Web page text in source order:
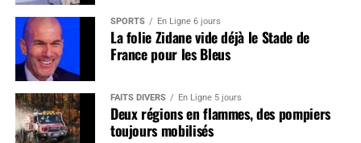
SPORTS En Ligne 6 jours
La folie Zidane vide déjà le Stade de
France pour les Bleus
FAITS DIVERS En Ligne 5 jours
Deux régions en flammes, des pompiers
toujours mobilisés